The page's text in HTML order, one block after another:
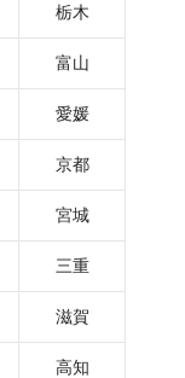
栃木
富山
愛媛
京都
宮城
三重
滋賀
高知